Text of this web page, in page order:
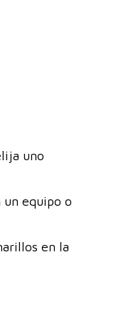
uno
equipo o
en la